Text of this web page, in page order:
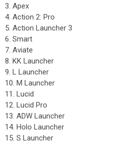
3. Apex
4. Action 2: Pro
5. Action Launcher 3
6. Smart
7. Aviate
8. KK Launcher
9. L Launcher
10. M Launcher
11. Lucid
12. Lucid Pro
13. ADW Launcher
14. Holo Launcher
15. S Launcher